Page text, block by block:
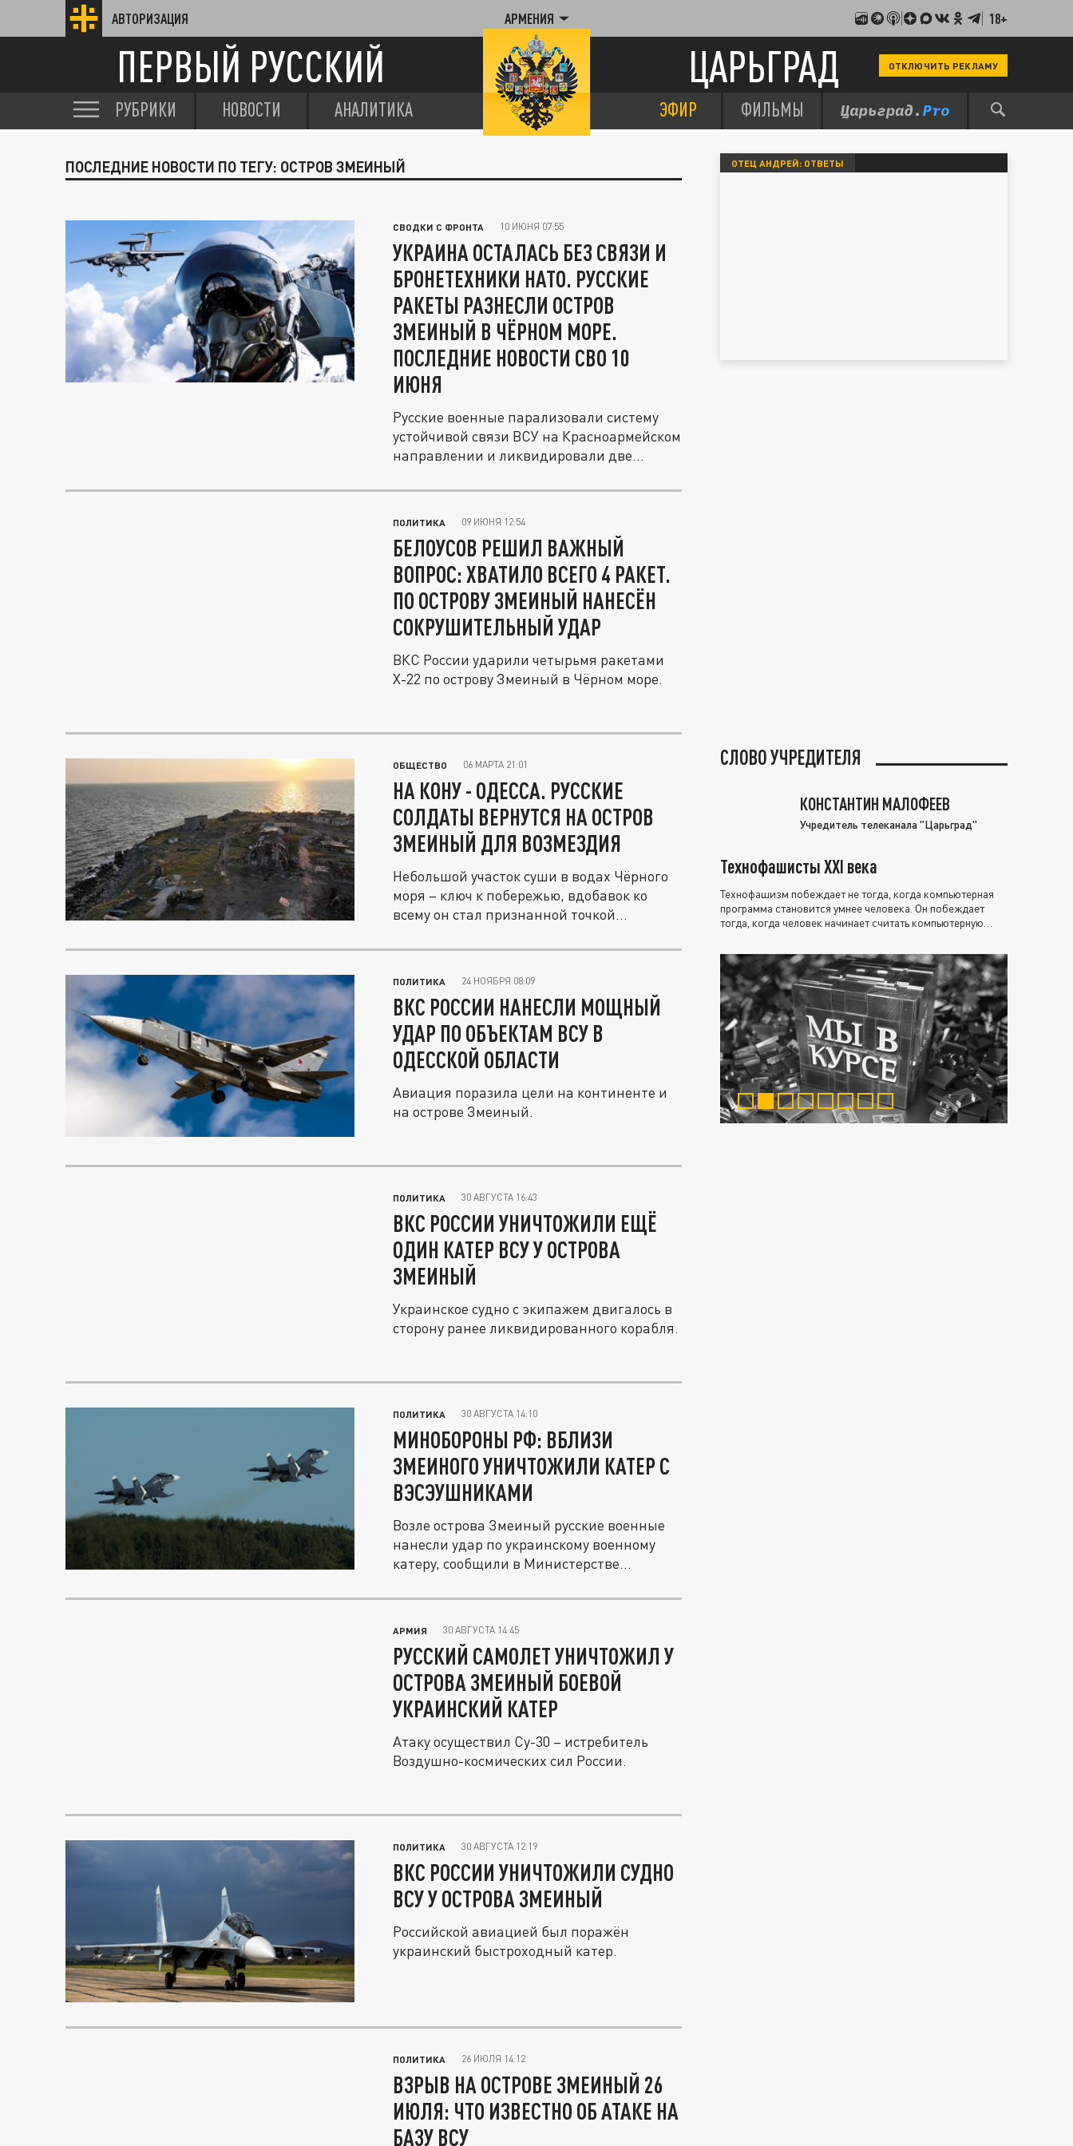
АВТОРИЗАЦИЯ АРМЕНИЯ 18+
ПЕРВЫЙ РУССКИЙ ЦАРЬГРАД ОТКЛЮЧИТЬ РЕКЛАМУ
РУБРИКИ НОВОСТИ АНАЛИТИКА ЭФИР ФИЛЬМЫ
ПОСЛЕДНИЕ НОВОСТИ ПО ТЕГУ: ОСТРОВ ЗМЕИНЫЙ
СВОДКИ С ФРОНТА 10 ИЮНЯ 07:55
УКРАИНА ОСТАЛАСЬ БЕЗ СВЯЗИ И
БРОНЕТЕХНИКИ НАТО. РУССКИЕ
РАКЕТЫ РАЗНЕСЛИ ОСТРОВ
ЗМЕИНЫЙ В ЧЁРНОМ МОРЕ.
ПОСЛЕДНИЕ НОВОСТИ СВО 10
ИЮНЯ
Русские военные парализовали систему
устойчивой связи ВСУ на Красноармейском
направлении и ликвидировали две...
ПОЛИТИКА 09 ИЮНЯ 12:54
БЕЛОУСОВ РЕШИЛ ВАЖНЫЙ
ВОПРОС: ХВАТИЛО ВСЕГО 4 РАКЕТ.
ПО ОСТРОВУ ЗМЕИНЫЙ НАНЕСЁН
СОКРУШИТЕЛЬНЫЙ УДАР
ВКС России ударили четырьмя ракетами
Х-22 по острову Змеиный в Чёрном море.
ОБЩЕСТВО 06 МАРТА 21:01
НА КОНУ - ОДЕССА. РУССКИЕ
СОЛДАТЫ ВЕРНУТСЯ НА ОСТРОВ
ЗМЕИНЫЙ ДЛЯ ВОЗМЕЗДИЯ
Небольшой участок суши в водах Чёрного
моря – ключ к побережью, вдобавок ко
всему он стал признанной точкой...
ПОЛИТИКА 24 НОЯБРЯ 08:09
ВКС РОССИИ НАНЕСЛИ МОЩНЫЙ
УДАР ПО ОБЪЕКТАМ ВСУ В
ОДЕССКОЙ ОБЛАСТИ
Авиация поразила цели на континенте и
на острове Змеиный.
ПОЛИТИКА 30 АВГУСТА 16:43
ВКС РОССИИ УНИЧТОЖИЛИ ЕЩЁ
ОДИН КАТЕР ВСУ У ОСТРОВА
ЗМЕИНЫЙ
Украинское судно с экипажем двигалось в
сторону ранее ликвидированного корабля.
ПОЛИТИКА 30 АВГУСТА 14:10
МИНОБОРОНЫ РФ: ВБЛИЗИ
ЗМЕИНОГО УНИЧТОЖИЛИ КАТЕР С
ВЭСЭУШНИКАМИ
Возле острова Змеиный русские военные
нанесли удар по украинскому военному
катеру, сообщили в Министерстве...
АРМИЯ 30 АВГУСТА 14:45
РУССКИЙ САМОЛЕТ УНИЧТОЖИЛ У
ОСТРОВА ЗМЕИНЫЙ БОЕВОЙ
УКРАИНСКИЙ КАТЕР
Атаку осуществил Су-30 – истребитель
Воздушно-космических сил России.
ПОЛИТИКА 30 АВГУСТА 12:19
ВКС РОССИИ УНИЧТОЖИЛИ СУДНО
ВСУ У ОСТРОВА ЗМЕИНЫЙ
Российской авиацией был поражён
украинский быстроходный катер.
ПОЛИТИКА 26 ИЮЛЯ 14:12
ВЗРЫВ НА ОСТРОВЕ ЗМЕИНЫЙ 26
ИЮЛЯ: ЧТО ИЗВЕСТНО ОБ АТАКЕ НА
БАЗУ ВСУ
ОТЕЦ АНДРЕЙ: ОТВЕТЫ
СЛОВО УЧРЕДИТЕЛЯ
КОНСТАНТИН МАЛОФЕЕВ
Учредитель телеканала "Царьград"
Технофашисты XXI века
Технофашизм побеждает не тогда, когда компьютерная
программа становится умнее человека. Он побеждает
тогда, когда человек начинает считать компьютерную